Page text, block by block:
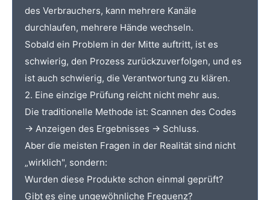
des Verbrauchers, kann mehrere Kanäle
durchlaufen, mehrere Hände wechseln.
Sobald ein Problem in der Mitte auftritt, ist es
schwierig, den Prozess zurückzuverfolgen, und es
ist auch schwierig, die Verantwortung zu klären.
2. Eine einzige Prüfung reicht nicht mehr aus.
Die traditionelle Methode ist: Scannen des Codes
→ Anzeigen des Ergebnisses → Schluss.
Aber die meisten Fragen in der Realität sind nicht
„wirklich", sondern:
Wurden diese Produkte schon einmal geprüft?
Gibt es eine ungewöhnliche Frequenz?